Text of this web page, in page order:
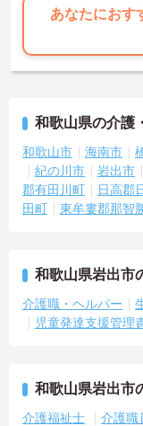
あなたにおす
和歌山県の介護
和歌山市 海南市
紀の川市
岩出市
郡有田川町
日高郡
田町
東牟婁郡那智
和歌山県岩出市
介護職・ヘルパー
児童発達支援管理
和歌山県岩出市
介護福祉士 介護職